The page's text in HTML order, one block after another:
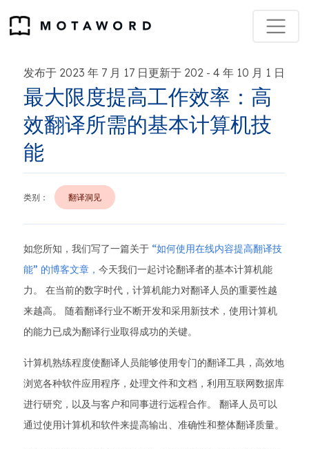
发布于 2023 年 7 月 17 日更新于 202 - 4 年 10 月 1 日
最大限度提高工作效率：高
效翻译所需的基本计算机技
能
类别： 翻译洞见
如您所知，我们写了一篇关于 “如何使用在线内容提高翻译技
能” 的博客文章， 今天我们一起讨论翻译者的基本计算机能
力。 在当前的数字时代，计算机能力对翻译人员的重要性越
来越高。 随着翻译行业不断开发和采用新技术，使用计算机
的能力已成为翻译行业取得成功的关键。
计算机熟练程度使翻译人员能够使用专门的翻译工具，高效地
浏览各种软件应用程序，处理文件和文档，利用互联网数据库
进行研究，以及与客户和同事进行远程合作。 翻译人员可以
通过使用计算机和软件来提高输出、准确性和整体翻译质量。